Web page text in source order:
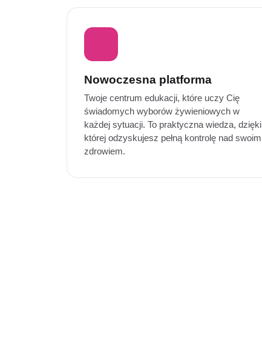
Nowoczesna platforma
Twoje centrum edukacji, które uczy Cię
świadomych wyborów żywieniowych w
każdej sytuacji. To praktyczna wiedza, dzięki
której odzyskujesz pełną kontrolę nad swoim
zdrowiem.